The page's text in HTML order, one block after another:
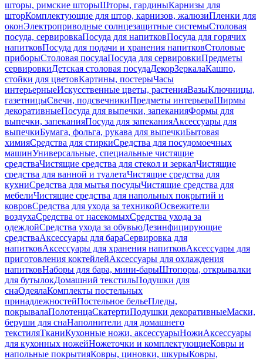
шторы, римские шторыШторы, гардиныКарнизы для
шторКомплектующие для штор, карнизов, жалюзиПленки для
оконЭлектроприводные солнцезащитные системыСтоловая
посуда, сервировкаПосуда для напитковПосуда для горячих
напитковПосуда для подачи и хранения напитковСтоловые
приборыСтоловая посудаПосуда для сервировкиПредметы
сервировкиДетская столовая посудаДекорЗеркалаКашпо,
стойки для цветовКартины, постерыЧасы
интерьерныеИскусственные цветы, растенияВазыКлючницы,
газетницыСвечи, подсвечникиПредметы интерьераШирмы
декоративныеПосуда для выпечки, запеканияФормы для
выпечки, запеканияПосуда для запеканияАксессуары для
выпечкиБумага, фольга, рукава для выпечкиБытовая
химияСредства для стиркиСредства для посудомоечных
машинУниверсальные, специальные чистящие
средстваЧистящие средства для стекол и зеркалЧистящие
средства для ванной и туалетаЧистящие средства для
кухниСредства для мытья посудыЧистящие средства для
мебелиЧистящие средства для напольных покрытий и
ковровСредства для ухода за техникойОсвежители
воздухаСредства от насекомыхСредства ухода за
одеждойСредства ухода за обувьюДезинфицирующие
средстваАксессуары для бараСервировка для
напитковАксессуары для хранения напитковАксессуары для
приготовления коктейлейАксессуары для охлаждения
напитковНаборы для бара, мини-барыШтопоры, открывалки
для бутылокДомашний текстильПодушки для
снаОдеялаКомплекты постельных
принадлежностейПостельное бельеПледы,
покрывалаПолотенцаСкатертиПодушки декоративныеМаски,
беруши для снаНаполнители для домашнего
текстиляТканиКухонные ножи, аксессуарыНожиАксессуары
для кухонных ножейНожеточки и комплектующиеКовры и
напольные покрытияКовры, циновки, шкурыКовры,